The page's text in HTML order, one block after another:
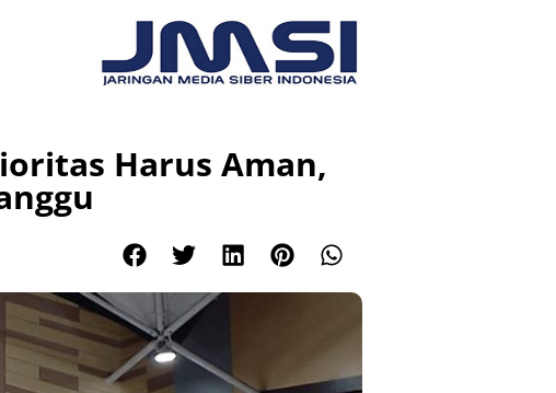
Harus Aman,